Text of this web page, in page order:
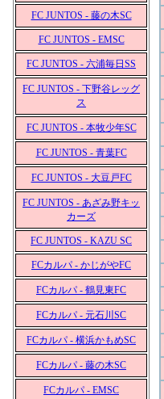
FC JUNTOS - 藤の木SC
FC JUNTOS - EMSC
FC JUNTOS - 六浦毎日SS
FC JUNTOS - 下野谷レッグ
ス
FC JUNTOS - 本牧少年SC
FC JUNTOS - 青葉FC
FC JUNTOS - 大豆戸FC
FC JUNTOS - あざみ野キッ
カーズ
FC JUNTOS - KAZU SC
FCカルパ - かじがやFC
FCカルパ - 鶴見東FC
FCカルパ - 元石川SC
FCカルパ - 横浜かもめSC
FCカルパ - 藤の木SC
FCカルパ - EMSC